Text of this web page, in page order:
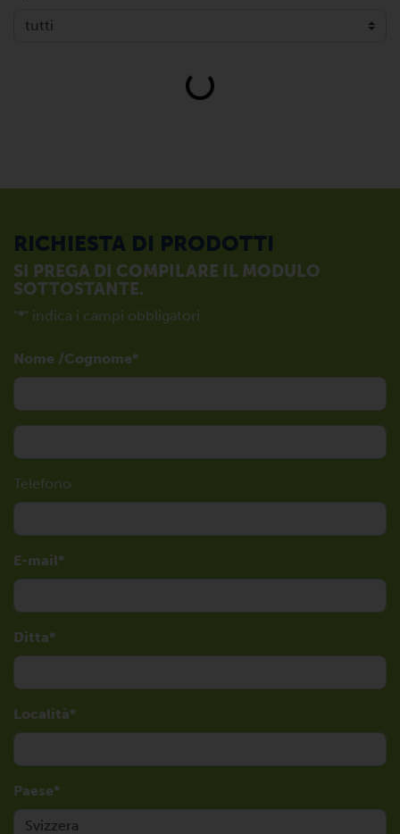
Loading...
RICHIESTA DI PRODOTTI
SI PREGA DI COMPILARE IL MODULO
SOTTOSTANTE.
"*" indica i campi obbligatori
Nome /Cognome
Telefono
E-mail
Ditta
Località
Paese